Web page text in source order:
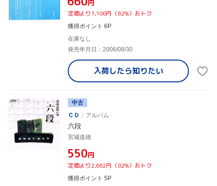
円
定価より1,100円（62%）おトク
獲得ポイント 6P
在庫なし
発売年月日：2006/08/30
入荷したら知りたい
中古
ＣＤ
アルバム
六段
宮城道雄
¥550円
定価より2,662円（82%）おトク
獲得ポイント 5P